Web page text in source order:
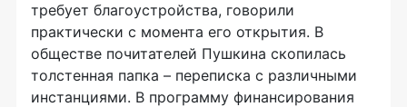
требует благоустройства, говорили
практически с момента его открытия. В
обществе почитателей Пушкина скопилась
толстенная папка – переписка с различными
инстанциями. В программу финансирования